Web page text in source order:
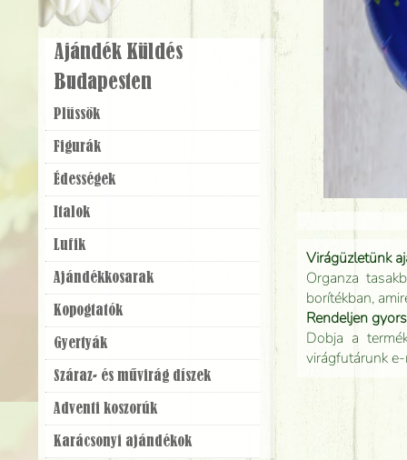
Virágüzletünk
Organza
borítékban,
Rendeljen
Dobja a
virágfutárunk
Ajándék Küldés
Budapesten
Plüssök
Figurák
Édességek
Italok
Lufik
Ajándék­kosarak
Kopogtatók
Gyertyák
Száraz- és művirág díszek
Adventi koszorúk
Karácsonyi ajándékok